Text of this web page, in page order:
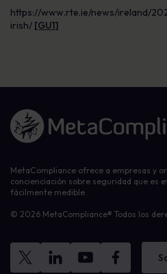
https://www.rte.ie/news/ireland/
irish/ [GU1]
Enlace a la página de inicio
MetaCompliance ofrece a empresas y
concienciación sobre seguridad que es
fácilmente medible.
© 2026 MetaCompliance® Todos los